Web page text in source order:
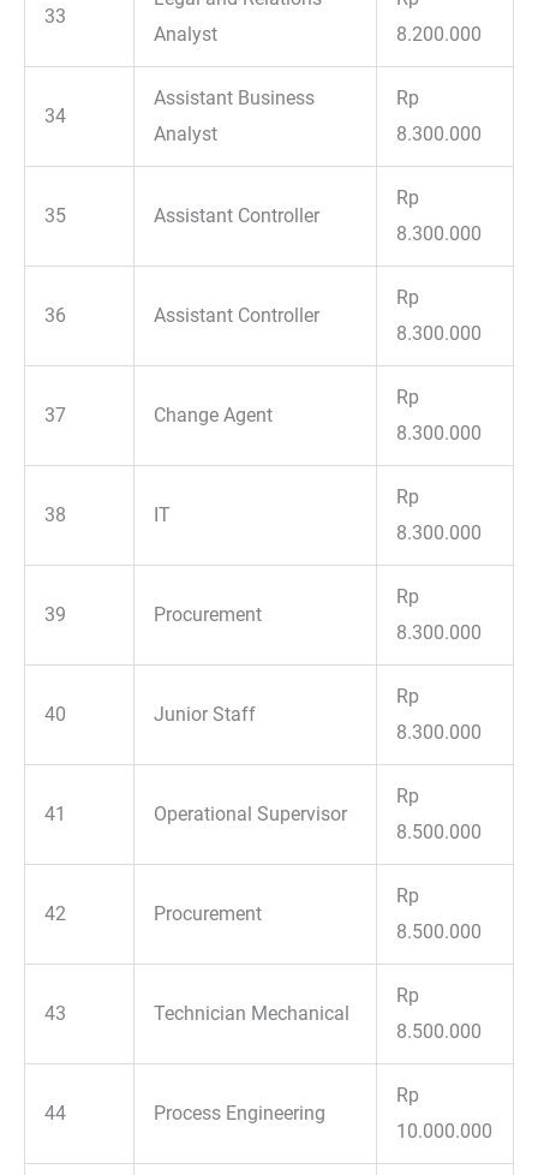
33
Analyst
8.200.000
34
Assistant Business
Analyst
Rp
8.300.000
35 Assistant Controller
Rp
8.300.000
36 Assistant Controller
Rp
8.300.000
37 Change Agent
Rp
8.300.000
38 IT
Rp
8.300.000
39 Procurement
Rp
8.300.000
40 Junior Staff
Rp
8.300.000
41 Operational Supervisor
Rp
8.500.000
42 Procurement
Rp
8.500.000
43 Technician Mechanical
Rp
8.500.000
44 Process Engineering
Rp
10.000.000